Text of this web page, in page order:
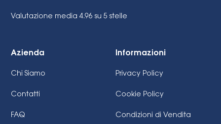
Valutazione media 4.96 su 5 stelle
Azienda
Chi Siamo
Contatti
FAQ
Informazioni
Privacy Policy
Cookie Policy
Condizioni di Vendita